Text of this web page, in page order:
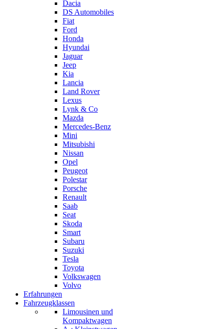
Dacia
DS Automobiles
Fiat
Ford
Honda
Hyundai
Jaguar
Jeep
Kia
Lancia
Land Rover
Lexus
Lynk & Co
Mazda
Mercedes-Benz
Mini
Mitsubishi
Nissan
Opel
Peugeot
Polestar
Porsche
Renault
Saab
Seat
Skoda
Smart
Subaru
Suzuki
Tesla
Toyota
Volkswagen
Volvo
Erfahrungen
Fahrzeugklassen
Limousinen und
Kompaktwagen